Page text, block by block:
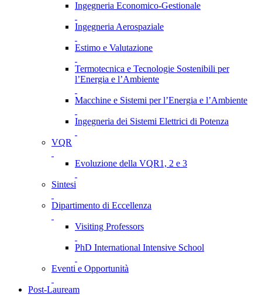
Ingegneria Economico-Gestionale
Ingegneria Aerospaziale
Estimo e Valutazione
Termotecnica e Tecnologie Sostenibili per
l’Energia e l’Ambiente
Macchine e Sistemi per l’Energia e l’Ambiente
Ingegneria dei Sistemi Elettrici di Potenza
VQR
Evoluzione della VQR1, 2 e 3
Sintesi
Dipartimento di Eccellenza
Visiting Professors
PhD International Intensive School
Eventi e Opportunità
Post-Lauream